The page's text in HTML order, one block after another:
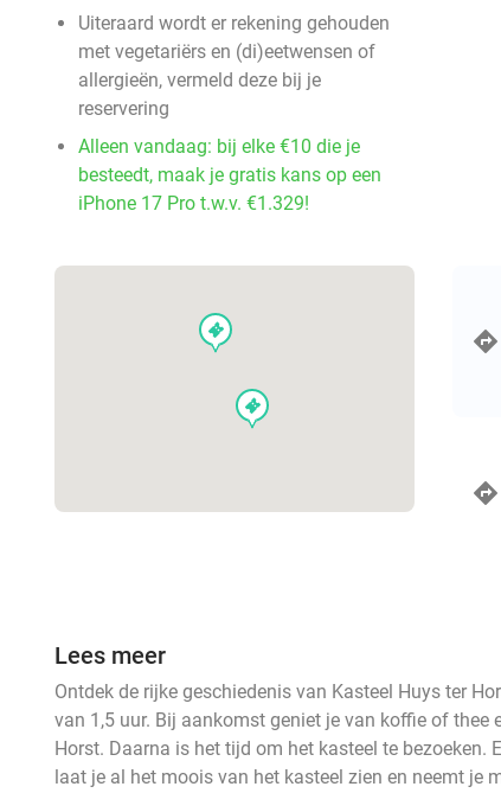
Uiteraard wordt er rekening gehouden
met vegetariërs en (di)eetwensen of
allergieën, vermeld deze bij je
reservering
Alleen vandaag: bij elke €10 die je
besteedt, maak je gratis kans op een
iPhone 17 Pro t.w.v. €1.329!
events
events
Lees meer
Ontdek de rijke geschiedenis van Kasteel Huys ter
van 1,5 uur. Bij aankomst geniet je van koffie of thee
Horst. Daarna is het tijd om het kasteel te bezoeken.
laat je al het moois van het kasteel zien en neemt je